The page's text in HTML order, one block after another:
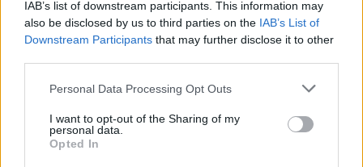
IAB’s list of downstream participants. This information may
also be disclosed by us to third parties on the IAB’s List of
Downstream Participants that may further disclose it to other
Personal Data Processing Opt Outs
I want to opt-out of the Sharing of my
personal data.
Opted In
csökken a riasztás